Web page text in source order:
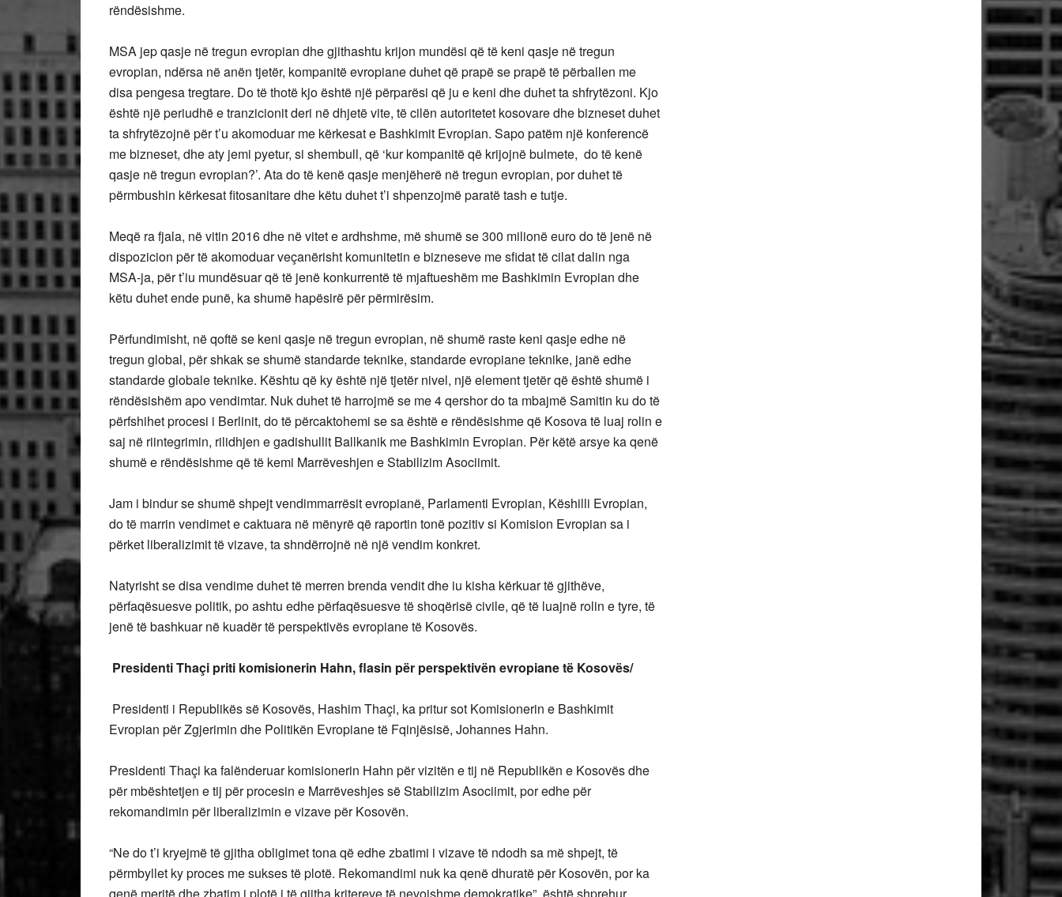
rëndësishme.
MSA jep qasje në tregun evropian dhe gjithashtu krijon mundësi që të keni qasje në tregun
evropian, ndërsa në anën tjetër, kompanitë evropiane duhet që prapë se prapë të përballen me
disa pengesa tregtare. Do të thotë kjo është një përparësi që ju e keni dhe duhet ta shfrytëzoni. Kjo
është një periudhë e tranzicionit deri në dhjetë vite, të cilën autoritetet kosovare dhe bizneset duhet
ta shfrytëzojnë për t’u akomoduar me kërkesat e Bashkimit Evropian. Sapo patëm një konferencë
me bizneset, dhe aty jemi pyetur, si shembull, që ‘kur kompanitë që krijojnë bulmete, do të kenë
qasje në tregun evropian?’. Ata do të kenë qasje menjëherë në tregun evropian, por duhet të
përmbushin kërkesat fitosanitare dhe këtu duhet t’i shpenzojmë paratë tash e tutje.
Meqë ra fjala, në vitin 2016 dhe në vitet e ardhshme, më shumë se 300 milionë euro do të jenë në
dispozicion për të akomoduar veçanërisht komunitetin e bizneseve me sfidat të cilat dalin nga
MSA-ja, për t’iu mundësuar që të jenë konkurrentë të mjaftueshëm me Bashkimin Evropian dhe
këtu duhet ende punë, ka shumë hapësirë për përmirësim.
Përfundimisht, në qoftë se keni qasje në tregun evropian, në shumë raste keni qasje edhe në
tregun global, për shkak se shumë standarde teknike, standarde evropiane teknike, janë edhe
standarde globale teknike. Kështu që ky është një tjetër nivel, një element tjetër që është shumë i
rëndësishëm apo vendimtar. Nuk duhet të harrojmë se me 4 qershor do ta mbajmë Samitin ku do të
përfshihet procesi i Berlinit, do të përcaktohemi se sa është e rëndësishme që Kosova të luaj rolin e
saj në riintegrimin, rilidhjen e gadishullit Ballkanik me Bashkimin Evropian. Për këtë arsye ka qenë
shumë e rëndësishme që të kemi Marrëveshjen e Stabilizim Asociimit.
Jam i bindur se shumë shpejt vendimmarrësit evropianë, Parlamenti Evropian, Këshilli Evropian,
do të marrin vendimet e caktuara në mënyrë që raportin tonë pozitiv si Komision Evropian sa i
përket liberalizimit të vizave, ta shndërrojnë në një vendim konkret.
Natyrisht se disa vendime duhet të merren brenda vendit dhe iu kisha kërkuar të gjithëve,
përfaqësuesve politik, po ashtu edhe përfaqësuesve të shoqërisë civile, që të luajnë rolin e tyre, të
jenë të bashkuar në kuadër të perspektivës evropiane të Kosovës.
Presidenti Thaçi priti komisionerin Hahn, flasin për perspektivën evropiane të Kosovës/
Presidenti i Republikës së Kosovës, Hashim Thaçi, ka pritur sot Komisionerin e Bashkimit
Evropian për Zgjerimin dhe Politikën Evropiane të Fqinjësisë, Johannes Hahn.
Presidenti Thaçi ka falënderuar komisionerin Hahn për vizitën e tij në Republikën e Kosovës dhe
për mbështetjen e tij për procesin e Marrëveshjes së Stabilizim Asociimit, por edhe për
rekomandimin për liberalizimin e vizave për Kosovën.
“Ne do t’i kryejmë të gjitha obligimet tona që edhe zbatimi i vizave të ndodh sa më shpejt, të
përmbyllet ky proces me sukses të plotë. Rekomandimi nuk ka qenë dhuratë për Kosovën, por ka